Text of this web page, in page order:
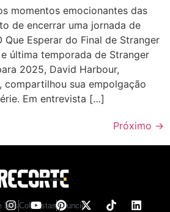
momentos emocionantes das
de encerrar uma jornada de
Que Esperar do Final de Stranger
última temporada de Stranger
2025, David Harbour,
compartilhou sua empolgação
Em entrevista […]
Próximo →
NosColunistasAnuncie